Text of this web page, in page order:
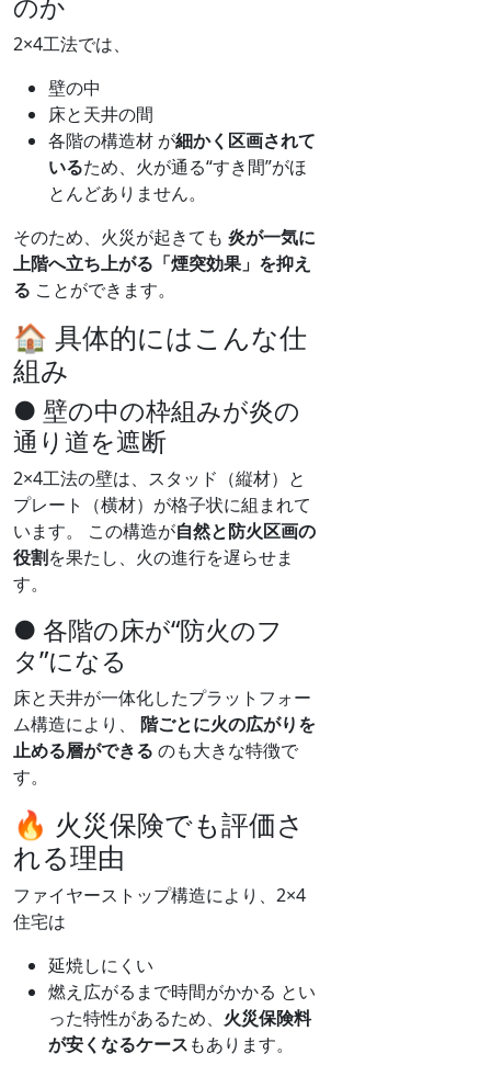
のか
2×4工法では、
壁の中
床と天井の間
各階の構造材 が細かく区画されて
いるため、火が通る“すき間”がほ
とんどありません。
そのため、火災が起きても 炎が一気に
上階へ立ち上がる「煙突効果」を抑え
る ことができます。
🏠 具体的にはこんな仕
組み
● 壁の中の枠組みが炎の
通り道を遮断
2×4工法の壁は、スタッド（縦材）と
プレート（横材）が格子状に組まれて
います。 この構造が自然と防火区画の
役割を果たし、火の進行を遅らせま
す。
● 各階の床が“防火のフ
タ”になる
床と天井が一体化したプラットフォー
ム構造により、 階ごとに火の広がりを
止める層ができる のも大きな特徴で
す。
🔥 火災保険でも評価さ
れる理由
ファイヤーストップ構造により、2×4
住宅は
延焼しにくい
燃え広がるまで時間がかかる とい
った特性があるため、 火災保険料
が安くなるケースもあります。